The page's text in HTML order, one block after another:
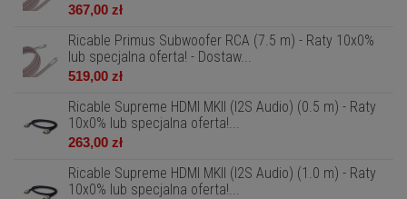
367,00 zł
Ricable Primus Subwoofer RCA (7.5 m) - Raty 10x0%
lub specjalna oferta! - Dostaw...
519,00 zł
Ricable Supreme HDMI MKII (I2S Audio) (0.5 m) - Raty
10x0% lub specjalna oferta!...
263,00 zł
Ricable Supreme HDMI MKII (I2S Audio) (1.0 m) - Raty
10x0% lub specjalna oferta!...